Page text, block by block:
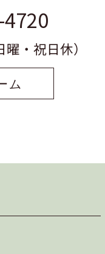
・祝日休）
ム